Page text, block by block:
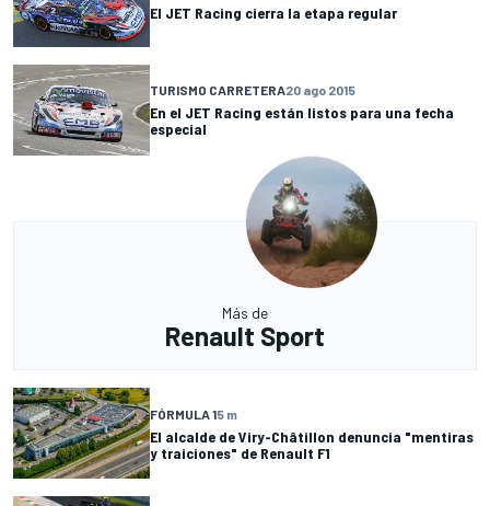
El JET Racing cierra la etapa regular
TURISMO CARRETERA20 ago 2015
En el JET Racing están listos para una fecha
especial
Más de
Renault Sport
FÓRMULA 15 m
El alcalde de Viry-Châtillon denuncia "mentiras
y traiciones" de Renault F1